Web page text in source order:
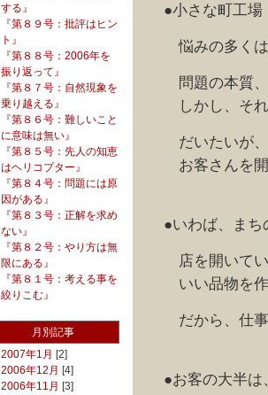
する』
『第８９号：批評はヒン
ト』
『第８８号：2006年を
振り返って』
『第８７号：自然現象を
乗り越える』
『第８６号：難しいこと
に意味は無い』
『第８５号：先人の知恵
はヘリコプター』
『第８４号：問題には原
因がある』
『第８３号：正解を求め
ない』
『第８２号：やり方は無
限にある』
『第８１号：考える事を
絞りこむ』
月別記事
2007年1月 [2]
2006年12月 [4]
2006年11月 [3]
●小さな町工場
悩みの多くは
問題の本質、
しかし、それ
だいたいが、
お客さんを開
●いわば、まち
店を開いてい
いい品物を作
だから、仕事
●お客の大半は